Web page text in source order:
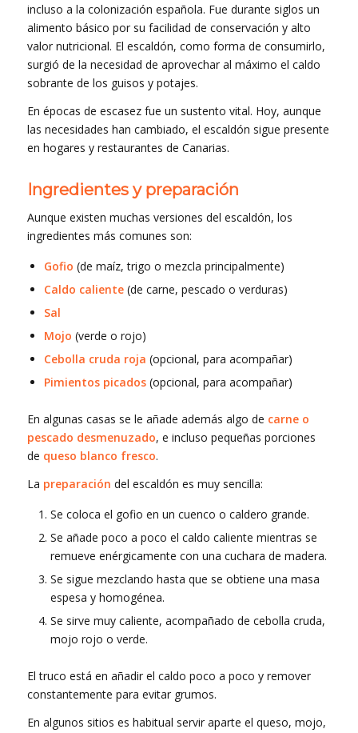
incluso a la colonización española. Fue durante siglos un
alimento básico por su facilidad de conservación y alto
valor nutricional. El escaldón, como forma de consumirlo,
surgió de la necesidad de aprovechar al máximo el caldo
sobrante de los guisos y potajes.
En épocas de escasez fue un sustento vital. Hoy, aunque
las necesidades han cambiado, el escaldón sigue presente
en hogares y restaurantes de Canarias.
Ingredientes y preparación
Aunque existen muchas versiones del escaldón, los
ingredientes más comunes son:
Gofio (de maíz, trigo o mezcla principalmente)
Caldo caliente(de carne, pescado o verduras)
Sal
Mojo (verde o rojo)
Cebolla cruda roja (opcional, para acompañar)
Pimientos picados(opcional, para acompañar)
En algunas casas se le añade además algo de carne o
pescado desmenuzado, e incluso pequeñas porciones
de queso blanco fresco.
La preparación del escaldón es muy sencilla:
Se coloca el gofio en un cuenco o caldero grande.
Se añade poco a poco el caldo caliente mientras se
remueve enérgicamente con una cuchara de madera.
Se sigue mezclando hasta que se obtiene una masa
espesa y homogénea.
Se sirve muy caliente, acompañado de cebolla cruda,
mojo rojo o verde.
El truco está en añadir el caldo poco a poco y remover
constantemente para evitar grumos.
En algunos sitios es habitual servir aparte el queso, mojo,